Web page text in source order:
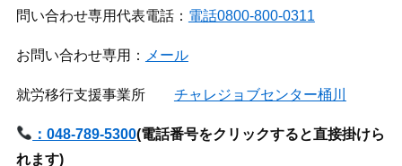
問い合わせ専用代表電話： 電話0800-800-0311
お問い合わせ専用： メール
就労移行支援事業所 チャレジョブセンター桶川
：048-789-5300(電話番号をクリックすると直接掛けら
れます)